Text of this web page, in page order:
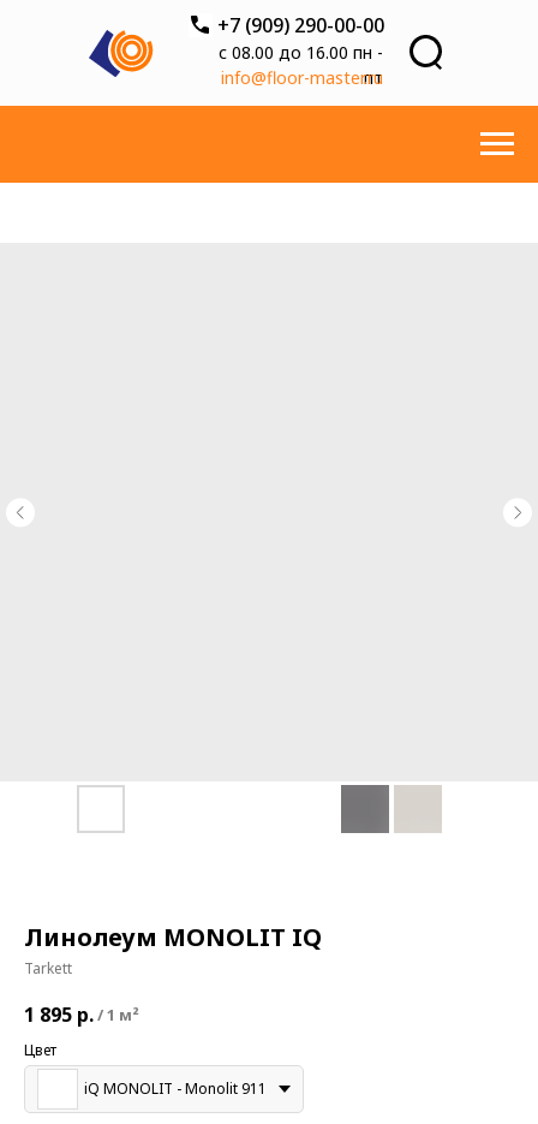
с 08.00 до 16.00 пн -
пт
+7 (909) 290-00-00
info@floor-master.ru
Линолеум MONOLIT IQ
Tarkett
1 895 р./1 м²
Цвет
iQ MONOLIT - Monolit 911